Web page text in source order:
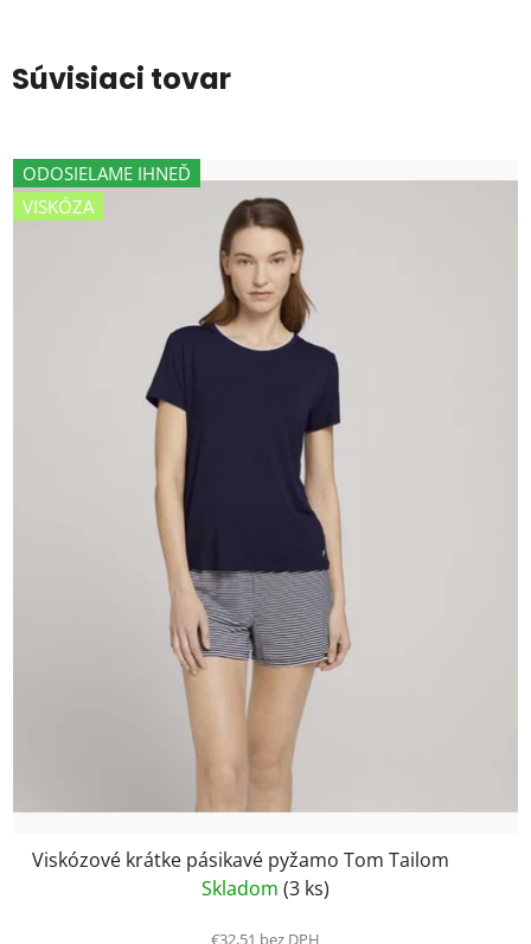
Súvisiaci tovar
ODOSIELAME IHNEĎ
VISKÓZA
Viskózové krátke pásikavé pyžamo Tom Tailom
Skladom (3 ks)
€32,51 bez DPH